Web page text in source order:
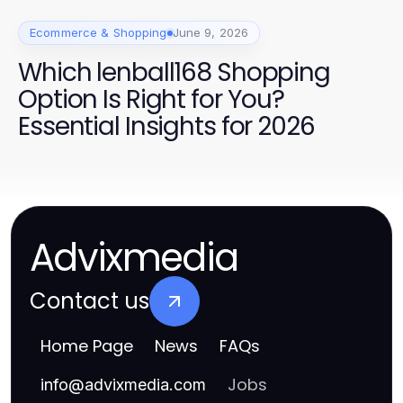
Ecommerce & Shopping June 9, 2026
Which lenball168 Shopping
Option Is Right for You?
Essential Insights for 2026
Advixmedia
Contact us
Home Page News FAQs
info@advixmedia.com Jobs